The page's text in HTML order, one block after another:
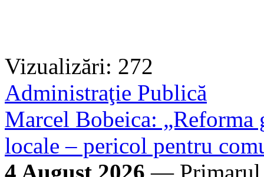
Vizualizări: 272
Administraţie Publică
Marcel Bobeica:
locale – pericol pentru
4 August 2026 — Primarul